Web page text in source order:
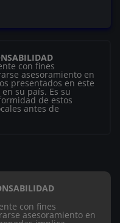
con fines
asesoramiento en
presentados en este
su país. Es su
de estos
antes de
con fines
asesoramiento en